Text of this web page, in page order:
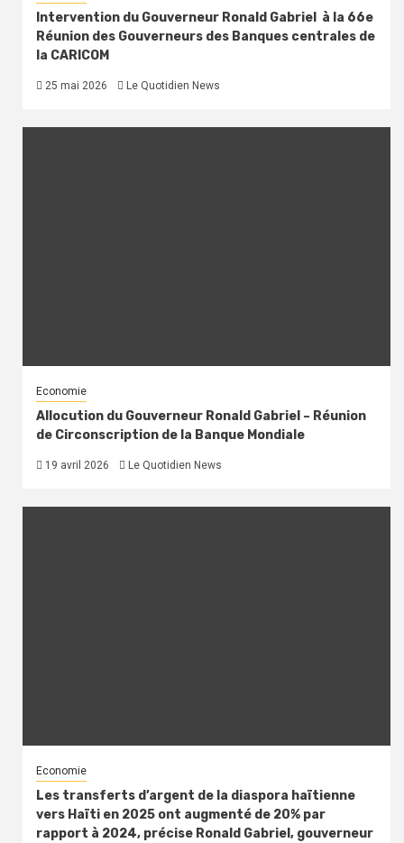
Intervention du Gouverneur Ronald Gabriel à la 66e
Réunion des Gouverneurs des Banques centrales de
la CARICOM
25 mai 2026 Le Quotidien News
Economie
Allocution du Gouverneur Ronald Gabriel – Réunion
de Circonscription de la Banque Mondiale
19 avril 2026 Le Quotidien News
Economie
Les transferts d’argent de la diaspora haïtienne
vers Haïti en 2025 ont augmenté de 20% par
rapport à 2024, précise Ronald Gabriel, gouverneur